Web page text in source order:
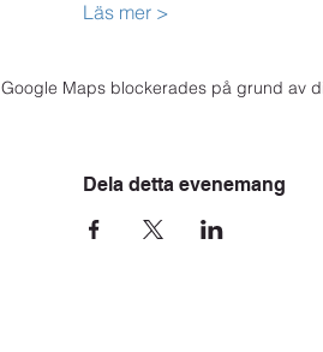
Läs mer >
Google Maps blockerades på grund av
Dela detta evenemang